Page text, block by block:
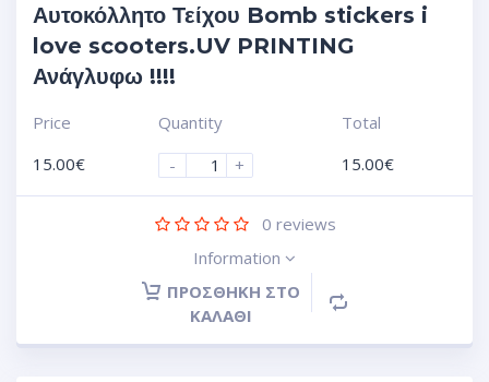
Αυτοκόλλητο Τείχου Bomb stickers i
love scooters.UV PRINTING
Ανάγλυφω !!!!
Price
15.00€
Quantity
-
+
Total
15.00€
0 reviews
Information
ΠΡΟΣΘΉΚΗ ΣΤΟ
ΚΑΛΆΘΙ